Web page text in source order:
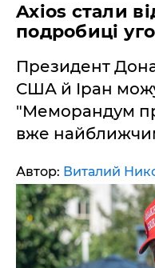
Axios стали
подробиці
Президент
США й Іран
"Меморандум
вже
Автор: Виталий